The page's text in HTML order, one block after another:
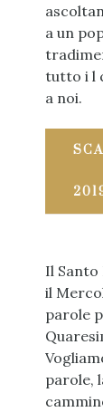
a un
tutto i l
a noi.
Il Santo
il
parole
parole,